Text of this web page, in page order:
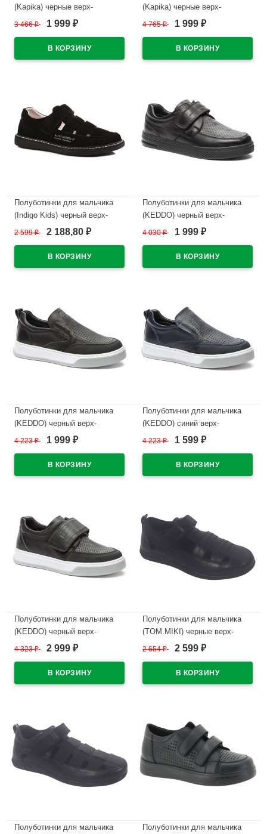
(Kapika) черные верх-
натуральная кожа подкладка-
33 артикул 22908-1
3 466₽ 1 999 ₽
(Kapika) черные верх-
натуральная кожа подкладка-
34 артикул 23851T-1
4 765₽ 1 999 ₽
Полуботинки для мальчика
(Indigo Kids) черный верх-
искусственная кожа
текстиль размерный ряд 32-
37 арт.41-0020C
2 599₽ 2 188,80 ₽
Полуботинки для мальчика
(KEDDO) черный верх-
натуральная кожа подкладка-
538303/03-01
4 030₽ 1 999 ₽
Полуботинки для мальчика
(KEDDO) черный верх-
натуральная кожа подкладка-
538829/03-01
4 223₽ 1 999 ₽
Полуботинки для мальчика
(KEDDO) синий верх-
натуральная кожа подкладка-
538829/03-02
4 223₽ 1 599 ₽
Полуботинки для мальчика
(KEDDO) черный верх-
натуральная кожа подкладка-
538829/01-01
4 323₽ 2 999 ₽
Полуботинки для мальчика
(TOM.MIKI) черные верх-
искусственная кожа
размерный ряд 33-38 арт.T-
10286-A
2 654₽ 2 599 ₽
Полуботинки для мальчика
Полуботинки для мальчика